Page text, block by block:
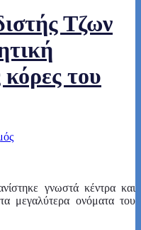
Τζων
του
γνωστά κέντρα και
μεγαλύτερα ονόματα του